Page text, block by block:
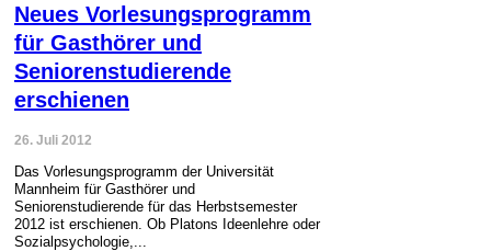
Neues Vorlesungsprogramm
für Gasthörer und
Seniorenstudierende
erschienen
26. Juli 2012
Das Vorlesungsprogramm der Universität
Mannheim für Gasthörer und
Seniorenstudierende für das Herbstsemester
2012 ist erschienen. Ob Platons Ideenlehre oder
Sozialpsychologie,...